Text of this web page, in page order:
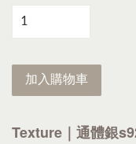
加入購物車
Texture｜通體銀